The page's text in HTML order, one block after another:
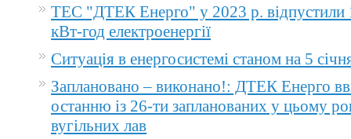
ТЕС "ДТЕК Енерго" у 2023 р. відпустили
кВт-год електроенергії
Ситуація в енергосистемі станом на 5
Заплановано – виконано!: ДТЕК Енерго
останню із 26-ти запланованих у цьому
вугільних лав